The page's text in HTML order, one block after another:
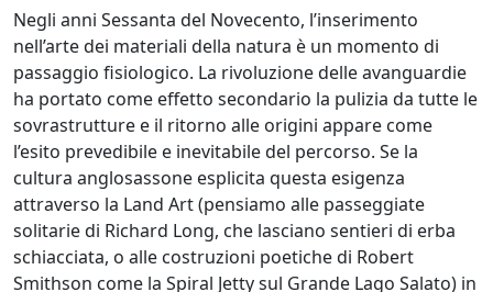
Paolo
Avanzi
Andrés
Avré
Elisabetta
Bacci
Negli anni Sessanta del Novecento, l’inserimento
nell’arte dei materiali della natura è un momento di
passaggio fisiologico. La rivoluzione delle avanguardie
ha portato come effetto secondario la pulizia da tutte le
sovrastrutture e il ritorno alle origini appare come
l’esito prevedibile e inevitabile del percorso. Se la
cultura anglosassone esplicita questa esigenza
attraverso la Land Art (pensiamo alle passeggiate
solitarie di Richard Long, che lasciano sentieri di erba
schiacciata, o alle costruzioni poetiche di Robert
Smithson come la Spiral Jetty sul Grande Lago Salato) in